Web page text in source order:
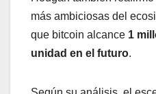
más ambiciosas del
que bitcoin alcance 1
unidad en el futuro.